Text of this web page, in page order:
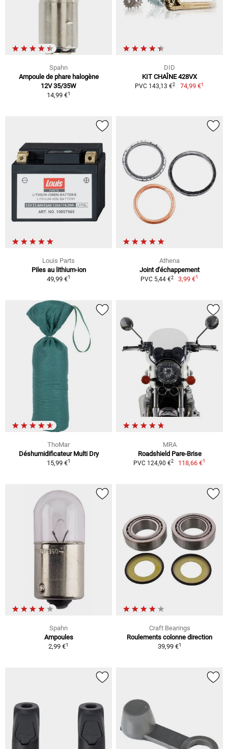
Spahn
Ampoule de phare halogène
12V 35/35W
14,99 €1
DID
KIT CHAÎNE 428VX
PVC 143,13 €2 74,99 €1
Louis Parts
Piles au lithium-ion
49,99 €1
Athena
Joint d'échappement
PVC 5,44 €2 3,99 €1
ThoMar
Déshumidificateur Multi Dry
15,99 €1
MRA
Roadshield Pare-Brise
PVC 124,90 €2 118,66 €1
Spahn
Ampoules
2,99 €1
Craft Bearings
Roulements colonne direction
39,99 €1